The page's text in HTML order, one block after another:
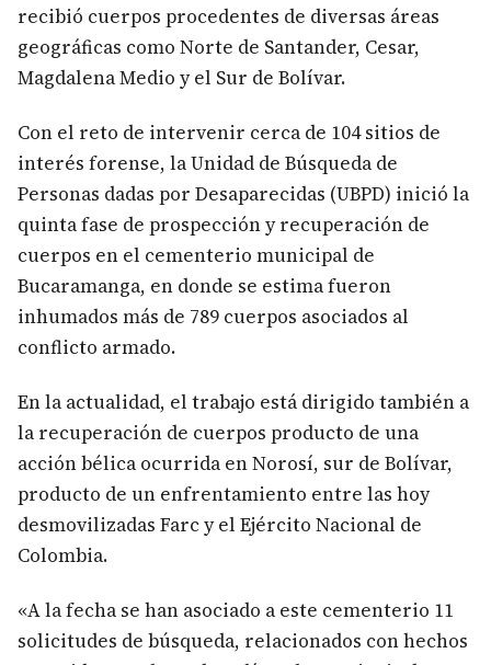
recibió cuerpos procedentes de diversas áreas
geográficas como Norte de Santander, Cesar,
Magdalena Medio y el Sur de Bolívar.
Con el reto de intervenir cerca de 104 sitios de
interés forense, la Unidad de Búsqueda de
Personas dadas por Desaparecidas (UBPD) inició la
quinta fase de prospección y recuperación de
cuerpos en el cementerio municipal de
Bucaramanga, en donde se estima fueron
inhumados más de 789 cuerpos asociados al
conflicto armado.
En la actualidad, el trabajo está dirigido también a
la recuperación de cuerpos producto de una
acción bélica ocurrida en Norosí, sur de Bolívar,
producto de un enfrentamiento entre las hoy
desmovilizadas Farc y el Ejército Nacional de
Colombia.
«A la fecha se han asociado a este cementerio 11
solicitudes de búsqueda, relacionados con hechos